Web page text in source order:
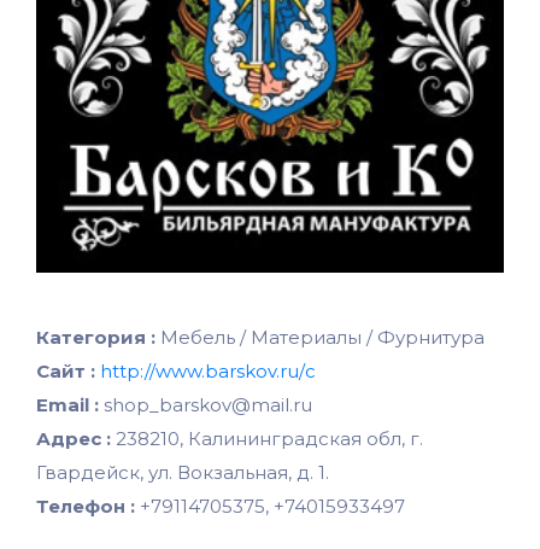
Категория : Мебель / Материалы / Фурнитура
Сайт : http://www.barskov.ru/с
Email : shop_barskov@mail.ru
Адрес : 238210, Калининградская обл, г.
Гвардейск, ул. Вокзальная, д. 1.
Телефон : +79114705375, +74015933497